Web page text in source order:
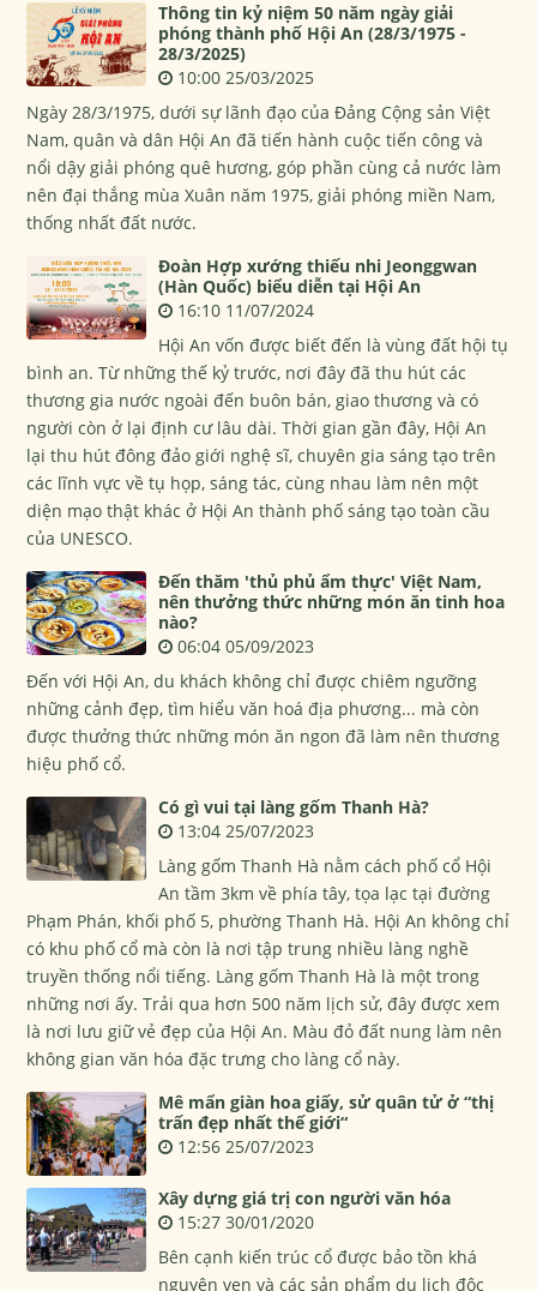
Thông tin kỷ niệm 50 năm ngày giải
phóng thành phố Hội An (28/3/1975 -
28/3/2025)
10:00 25/03/2025
Ngày 28/3/1975, dưới sự lãnh đạo của Đảng Cộng sản Việt
Nam, quân và dân Hội An đã tiến hành cuộc tiến công và
nổi dậy giải phóng quê hương, góp phần cùng cả nước làm
nên đại thắng mùa Xuân năm 1975, giải phóng miền Nam,
thống nhất đất nước.
Đoàn Hợp xướng thiếu nhi Jeonggwan
(Hàn Quốc) biểu diễn tại Hội An
16:10 11/07/2024
Hội An vốn được biết đến là vùng đất hội tụ
bình an. Từ những thế kỷ trước, nơi đây đã thu hút các
thương gia nước ngoài đến buôn bán, giao thương và có
người còn ở lại định cư lâu dài. Thời gian gần đây, Hội An
lại thu hút đông đảo giới nghệ sĩ, chuyên gia sáng tạo trên
các lĩnh vực về tụ họp, sáng tác, cùng nhau làm nên một
diện mạo thật khác ở Hội An thành phố sáng tạo toàn cầu
của UNESCO.
Đến thăm 'thủ phủ ẩm thực' Việt Nam,
nên thưởng thức những món ăn tinh hoa
nào?
06:04 05/09/2023
Đến với Hội An, du khách không chỉ được chiêm ngưỡng
những cảnh đẹp, tìm hiểu văn hoá địa phương... mà còn
được thưởng thức những món ăn ngon đã làm nên thương
hiệu phố cổ.
Có gì vui tại làng gốm Thanh Hà?
13:04 25/07/2023
Làng gốm Thanh Hà nằm cách phố cổ Hội
An tầm 3km về phía tây, tọa lạc tại đường
Phạm Phán, khối phố 5, phường Thanh Hà. Hội An không chỉ
có khu phố cổ mà còn là nơi tập trung nhiều làng nghề
truyền thống nổi tiếng. Làng gốm Thanh Hà là một trong
những nơi ấy. Trải qua hơn 500 năm lịch sử, đây được xem
là nơi lưu giữ vẻ đẹp của Hội An. Màu đỏ đất nung làm nên
không gian văn hóa đặc trưng cho làng cổ này.
Mê mẩn giàn hoa giấy, sử quân tử ở “thị
trấn đẹp nhất thế giới“
12:56 25/07/2023
Xây dựng giá trị con người văn hóa
15:27 30/01/2020
Bên cạnh kiến trúc cổ được bảo tồn khá
nguyên vẹn và các sản phẩm du lịch độc